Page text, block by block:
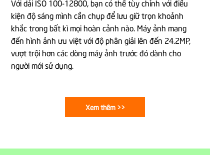
Với dải ISO 100-12800, bạn có thể tùy chỉnh với điều
kiện độ sáng mình cần chụp để lưu giữ trọn khoảnh
khắc trong bất kì mọi hoàn cảnh nào. Máy ảnh mang
đến hình ảnh ưu việt với độ phân giải lên đến 24.2MP,
vượt trội hơn các dòng máy ảnh trước đó dành cho
người mới sử dụng.
Xem thêm >>